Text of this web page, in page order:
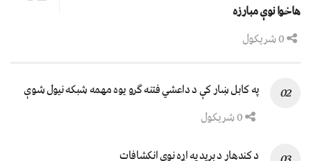
هاخوا نوې مبارزه
په کابل ښار کې د داعشي فتنه ګرو يوه مهمه شبکه نيول شوې
د کندهار د برید په اړه نوي انکشافات